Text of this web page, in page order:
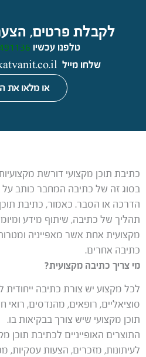
לקבלת פרטים,
טלפנו עכשיו
שלחו מייל
או מלאו את
כתיבת תוכן מקצועי דורשת
בסוג זה של כתיבה המחבר כותב על
הדרכה או הסבר. כאמור, כתיבת
תהליך של כתיבה, שיתוף מידע
מקצועית אחת אשר מאפייניה
כתיבה אחרים.
מי צריך כתיבה מקצועית?
לכל מקצוע יש צורת כתיבה ייחודית
סוציאליים, רופאים, מהנדסים, רואי
תוכן מקצועי שיש צורך בבקיאות בו.
התוצרים האופייניים לכתיבת תוכן
לעיתונות, מזכרים, הצעות עסקיות,